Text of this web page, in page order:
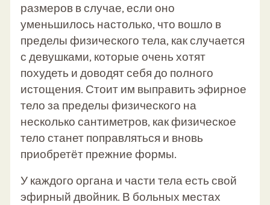
размеров в случае, если оно
уменьшилось настолько, что вошло в
пределы физического тела, как случается
с девушками, которые очень хотят
похудеть и доводят себя до полного
истощения. Стоит им выправить эфирное
тело за пределы физического на
несколько сантиметров, как физическое
тело станет поправляться и вновь
приобретёт прежние формы.
У каждого органа и части тела есть свой
эфирный двойник. В больных местах